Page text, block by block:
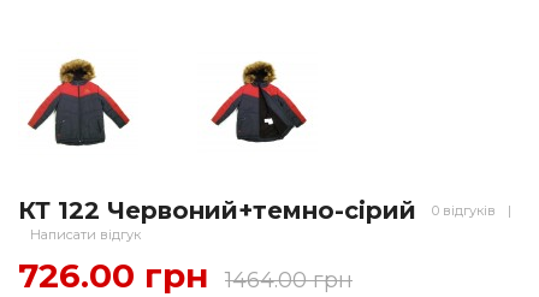
КТ 122 Червоний+темно-сірий 0 відгуків
|
Написати відгук
726.00 грн 1464.00 грн